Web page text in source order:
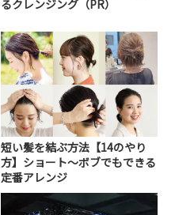
るクレンジング（PR）
短い髪を結ぶ方法【14のやり
方】ショート～ボブでもできる
定番アレンジ